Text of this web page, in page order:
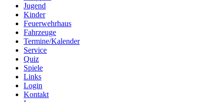
Jugend
Kinder
Feuerwehrhaus
Fahrzeuge
Termine/Kalender
Service
Quiz
Spiele
Links
Login
Kontakt